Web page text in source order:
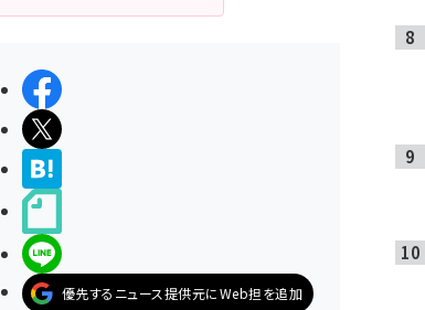
シェアする
ポストする
LINEで送る
優先するニュース提供元にWeb担を追加